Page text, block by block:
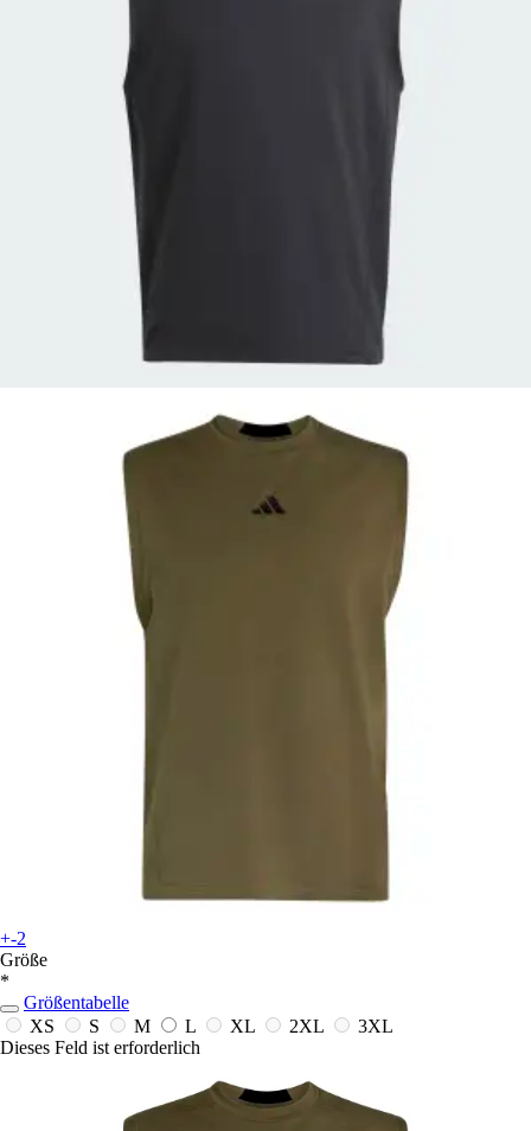
+-2
Größe
*
Größentabelle
XS
S M L XL 2XL
3XL
Dieses Feld ist erforderlich